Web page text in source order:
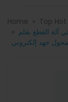
Home
Top Hot
الكهربائي آلة القطع بقلم